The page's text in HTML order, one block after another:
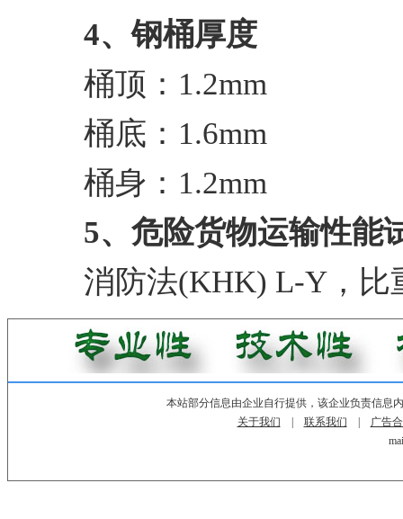
4、钢桶厚度
桶顶：1.2mm
桶底：1.6mm
桶身：1.2mm
5、危险货物运输性能
消防法(KHK) L-Y，比
本站部分信息由企业自行提供，该企业负责信息
关于我们
联系我们
广告